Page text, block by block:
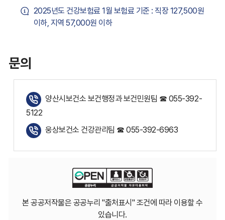
2025년도 건강보험료 1월 보험료 기준 : 직장 127,500원
이하, 지역 57,000원 이하
문의
양산시보건소 보건행정과 보건민원팀 ☎ 055-392-
5122
웅상보건소 건강관리팀 ☎ 055-392-6963
본 공공저작물은 공공누리 "출처표시" 조건에 따라 이용할 수
있습니다.